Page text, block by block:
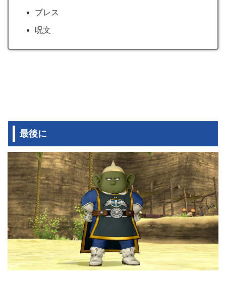
ブレス
呪文
最後に